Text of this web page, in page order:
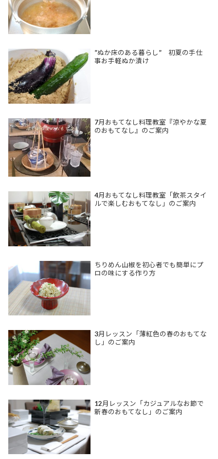
”ぬか床のある暮らし” 初夏の手仕
事お手軽ぬか漬け
7月おもてなし料理教室『涼やかな夏
のおもてなし』のご案内
4月おもてなし料理教室「飲茶スタイ
ルで楽しむおもてなし」のご案内
ちりめん山椒を初心者でも簡単にプ
ロの味にする作り方
3月レッスン「薄紅色の春のおもてな
し」のご案内
12月レッスン「カジュアルなお節で
新春のおもてなし」のご案内